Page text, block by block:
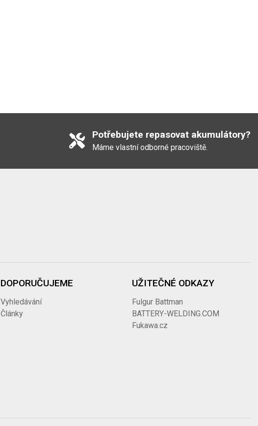
Potřebujete repasovat akumulátory?
Máme vlastní odborné pracoviště.
DOPORUČUJEME
Vyhledávání
Články
UŽITEČNÉ ODKAZY
Fulgur Battman
BATTERY-WELDING.COM
Fukawa.cz